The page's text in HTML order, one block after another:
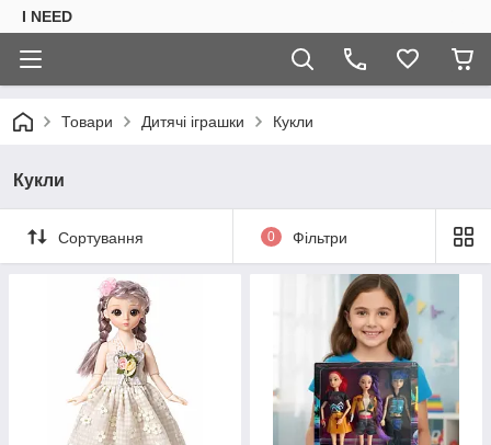
I NEED
Товари Дитячі іграшки Кукли
Кукли
Сортування 0 Фільтри